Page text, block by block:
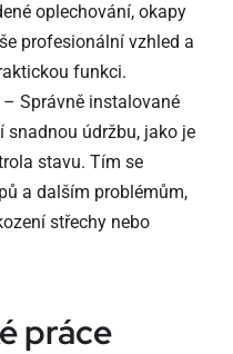
oplechování, okapy
profesionální vzhled a
funkci.
– Správně instalované
údržbu, jako je
stavu. Tím se
a dalším problémům,
střechy nebo
práce